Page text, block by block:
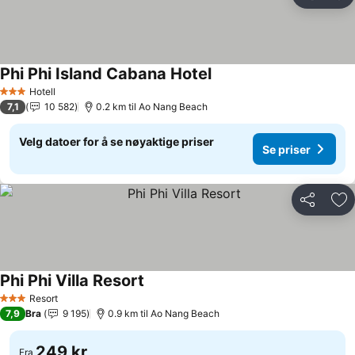
3 StjernerHotell
Phi Phi Island Cabana HotelSe priser
7,1 10 582 0.2 km til Ao Nang Beach
Velg datoer for å se nøyaktige priser
Se priser
Del
3 StjernerResort
Phi Phi Villa Resort
7,9 Bra 9 195 0.9 km til Ao Nang Beach
Fra